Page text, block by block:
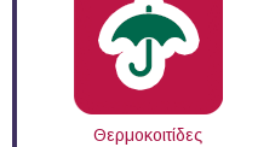
Θερμοκοιτίδες